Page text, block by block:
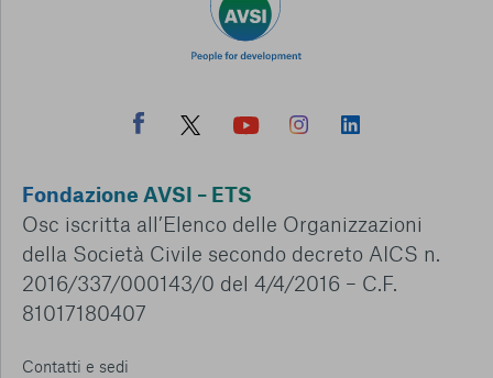
Fondazione AVSI – ETS
Osc iscritta all’Elenco delle Organizzazioni
della Società Civile secondo decreto AICS n.
2016/337/000143/0 del 4/4/2016 – C.F.
81017180407
Contatti e sedi